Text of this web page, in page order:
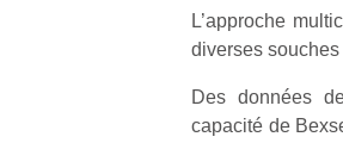
L’approche
diverses
Des données
capacité de